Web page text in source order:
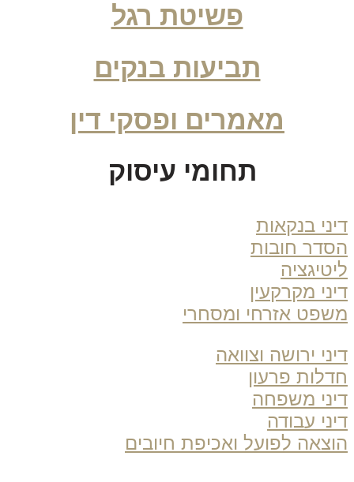
פשיטת רגל
תביעות בנקים
מאמרים ופסקי דין
תחומי עיסוק
בנקאות
חובות
מקרקעין
אזרחי ומסחרי
ירושה וצוואה
פרעון
משפחה
עבודה
לפועל ואכיפת חיובים